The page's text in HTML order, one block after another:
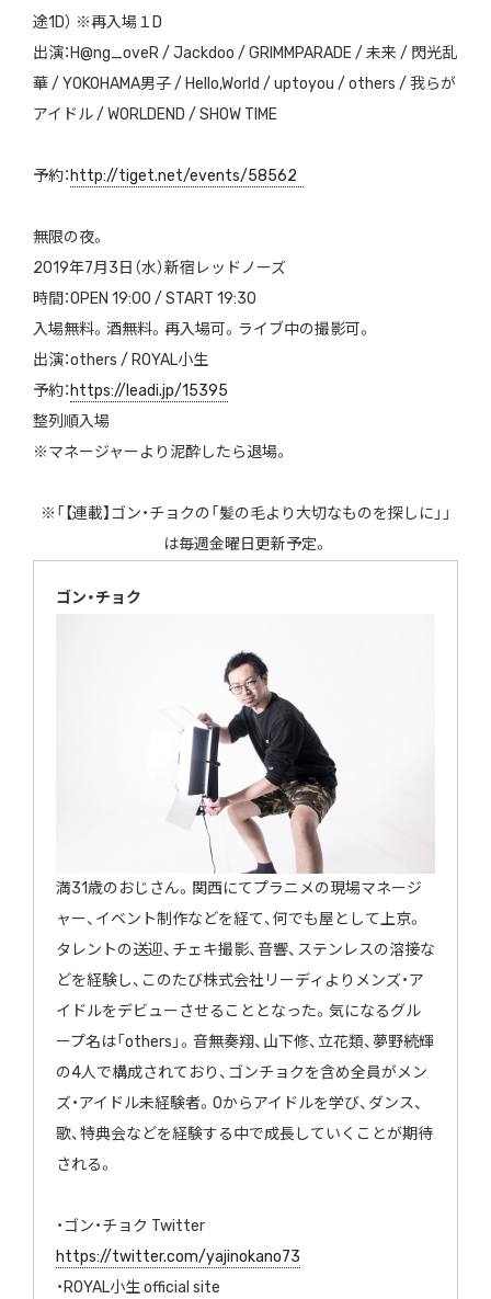
途1D） ※再入場１D
出演：H@ng_oveR / Jackdoo / GRIMMPARADE / 未来 / 閃光乱
華 / YOKOHAMA男子 / Hello,World / uptoyou / others / 我らが
アイドル / WORLDEND / SHOW TIME
予約：http://tiget.net/events/58562
無限の夜。
2019年7月3日（水）新宿レッドノーズ
時間：OPEN 19:00 / START 19:30
入場無料。酒無料。再入場可。ライブ中の撮影可。
出演：others / ROYAL小生
予約：https://leadi.jp/15395
整列順入場
※マネージャーより泥酔したら退場。
※「【連載】ゴン・チョクの「髪の毛より大切なものを探しに」」
は毎週金曜日更新予定。
ゴン・チョク
満31歳のおじさん。関西にてプラニメの現場マネージ
ャー、イベント制作などを経て、何でも屋として上京。
タレントの送迎、チェキ撮影、音響、ステンレスの溶接な
どを経験し、このたび株式会社リーディよりメンズ・ア
イドルをデビューさせることとなった。気になるグル
ープ名は「others」。音無奏翔、山下修、立花類、夢野続輝
の4人で構成されており、ゴンチョクを含め全員がメン
ズ・アイドル未経験者。0からアイドルを学び、ダンス、
歌、特典会などを経験する中で成長していくことが期待
される。
・ゴン・チョク Twitter
https://twitter.com/yajinokano73
・ROYAL小生 official site